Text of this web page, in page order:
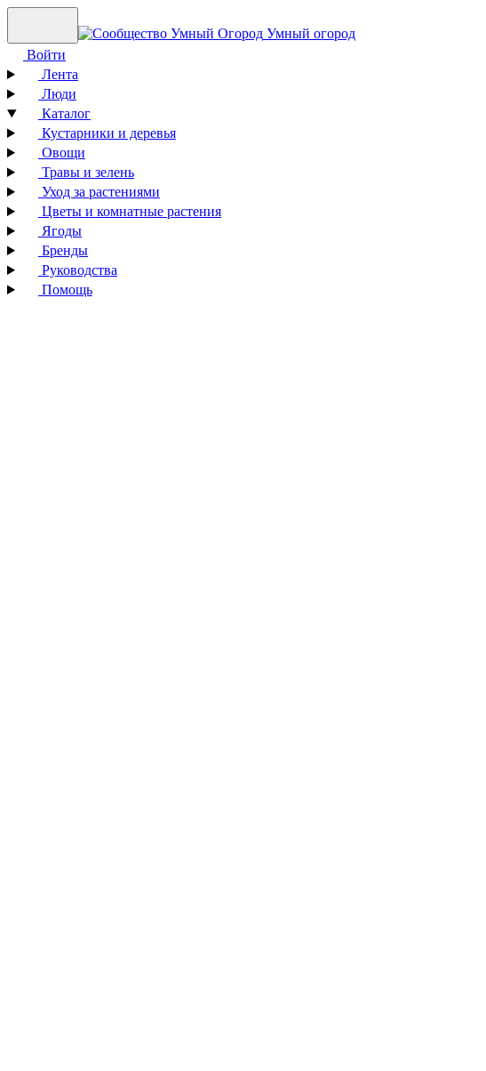
Умный огород
Войти
Лента
Люди
Каталог
Кустарники и деревья
Овощи
Травы и зелень
Уход за растениями
Цветы и комнатные растения
Ягоды
Бренды
Руководства
Помощь